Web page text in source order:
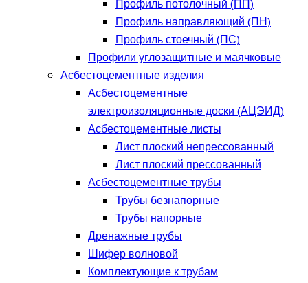
Профиль потолочный (ПП)
Профиль направляющий (ПН)
Профиль стоечный (ПС)
Профили углозащитные и маячковые
Асбестоцементные изделия
Асбестоцементные
электроизоляционные доски (АЦЭИД)
Асбестоцементные листы
Лист плоский непрессованный
Лист плоский прессованный
Асбестоцементные трубы
Трубы безнапорные
Трубы напорные
Дренажные трубы
Шифер волновой
Комплектующие к трубам